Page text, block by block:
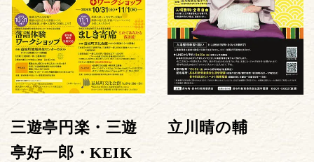
三遊亭円楽・三遊
亭好一郎・KEIK
立川晴の輔